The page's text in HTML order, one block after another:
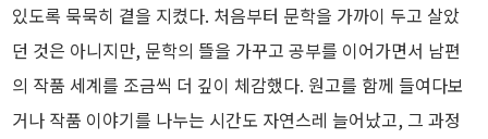
있도록 묵묵히 곁을 지켰다. 처음부터 문학을 가까이 두고 살았
던 것은 아니지만, 문학의 뜰을 가꾸고 공부를 이어가면서 남편
의 작품 세계를 조금씩 더 깊이 체감했다. 원고를 함께 들여다보
거나 작품 이야기를 나누는 시간도 자연스레 늘어났고, 그 과정